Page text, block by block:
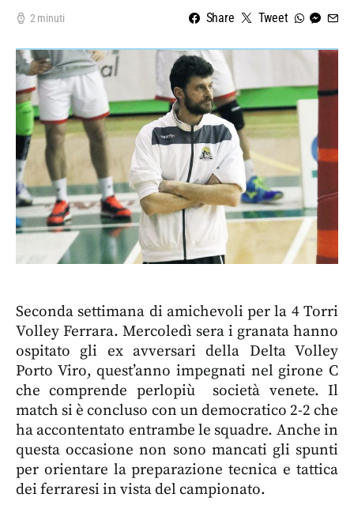
2 minuti Share Tweet
Seconda settimana di amichevoli per la 4 Torri
Volley Ferrara. Mercoledì sera i granata hanno
ospitato gli ex avversari della Delta Volley
Porto Viro, quest’anno impegnati nel girone C
che comprende perlopiù società venete. Il
match si è concluso con un democratico 2-2 che
ha accontentato entrambe le squadre. Anche in
questa occasione non sono mancati gli spunti
per orientare la preparazione tecnica e tattica
dei ferraresi in vista del campionato.